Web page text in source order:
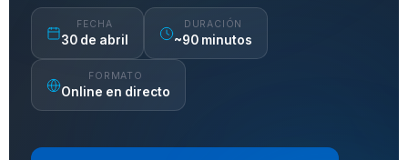
FECHA
30 de abril
DURACIÓN
~90 minutos
FORMATO
Online en directo